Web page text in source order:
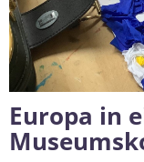
Europa in